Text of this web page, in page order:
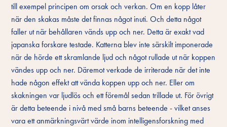
till exempel principen om orsak och verkan. Om en kopp låter
när den skakas måste det finnas något inuti. Och detta något
faller ut när behållaren vänds upp och ner. Detta är exakt vad
japanska forskare testade. Katterna blev inte särskilt imponerade
när de hörde ett skramlande ljud och något rullade ut när koppen
vändes upp och ner. Däremot verkade de irriterade när det inte
hade någon effekt att vända koppen upp och ner. Eller om
skakningen var ljudlös och ett föremål sedan trillade ut. För övrigt
är detta beteende i nivå med små barns beteende - vilket anses
vara ett anmärkningsvärt värde inom intelligensforskning med